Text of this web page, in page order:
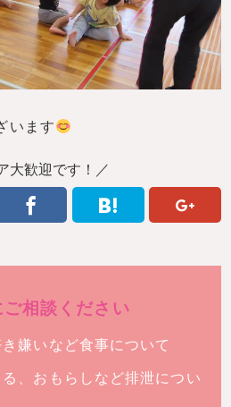
います
大歓迎です！／
相談ください
嫌いなど食事について
、おもらしなど排泄につい